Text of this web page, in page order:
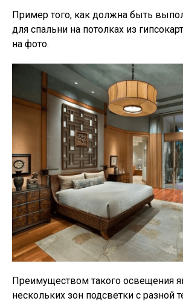
Пример того, как должна быть
для спальни на потолках из
на фото.
Преимуществом такого освещения
нескольких зон подсветки с разной